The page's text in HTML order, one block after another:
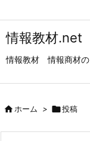
情報教材.net
情報教材 情報商材
ホーム > 投稿